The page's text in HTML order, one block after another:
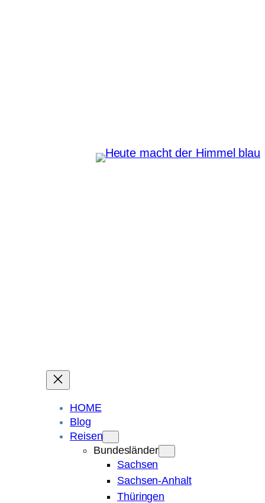
HOME
Blog
Reisen
Bundesländer
Sachsen
Sachsen-Anhalt
Thüringen